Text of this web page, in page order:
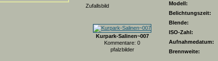
Zufallsbild
Kurpark-Salinen~007
Kommentare: 0
pfalzbilder
Modell:
Belichtungszeit:
Blende:
ISO-Zahl:
Aufnahmedatum:
Brennweite: